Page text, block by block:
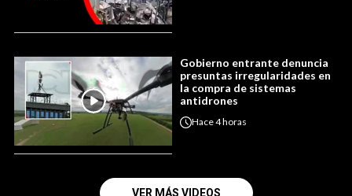
Gobierno entrante denuncia
presuntas irregularidades en
la compra de sistemas
antidrones
Hace4 horas
VER MÁS VIDEOS